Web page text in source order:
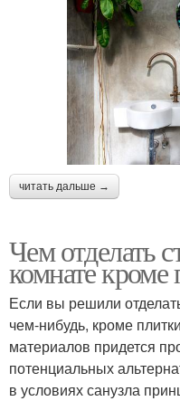
читать дальше →
Чем отделать
комнате
Если вы решили
чем-нибудь, кроме
материалов придется
потенциальных
в условиях санузла